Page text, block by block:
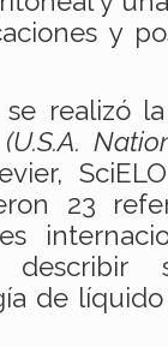
y
se realizó
23
describir
de